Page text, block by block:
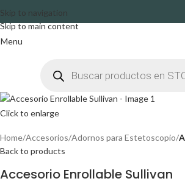
Skip to navigation
Skip to main content
Menu
Click to enlarge
Home Accesorios Adornos para Estetoscopio
Back to products
Accesorio Enrollable Sullivan